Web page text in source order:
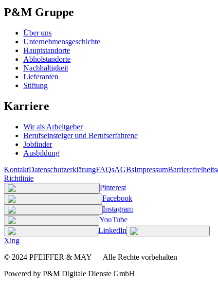
P&M Gruppe
Über uns
Unternehmensgeschichte
Hauptstandorte
Abholstandorte
Nachhaltigkeit
Lieferanten
Stiftung
Karriere
Wir als Arbeitgeber
Berufseinsteiger und Berufserfahrene
Jobfinder
Ausbildung
KontaktDatenschutzerklärungFAQsAGBsImpressum
Richtlinie
Pinterest
Facebook
Instagram
YouTube
LinkedIn
Xing
© 2024 PFEIFFER & MAY — Alle Rechte vorbehalten
Powered by P&M Digitale Dienste GmbH